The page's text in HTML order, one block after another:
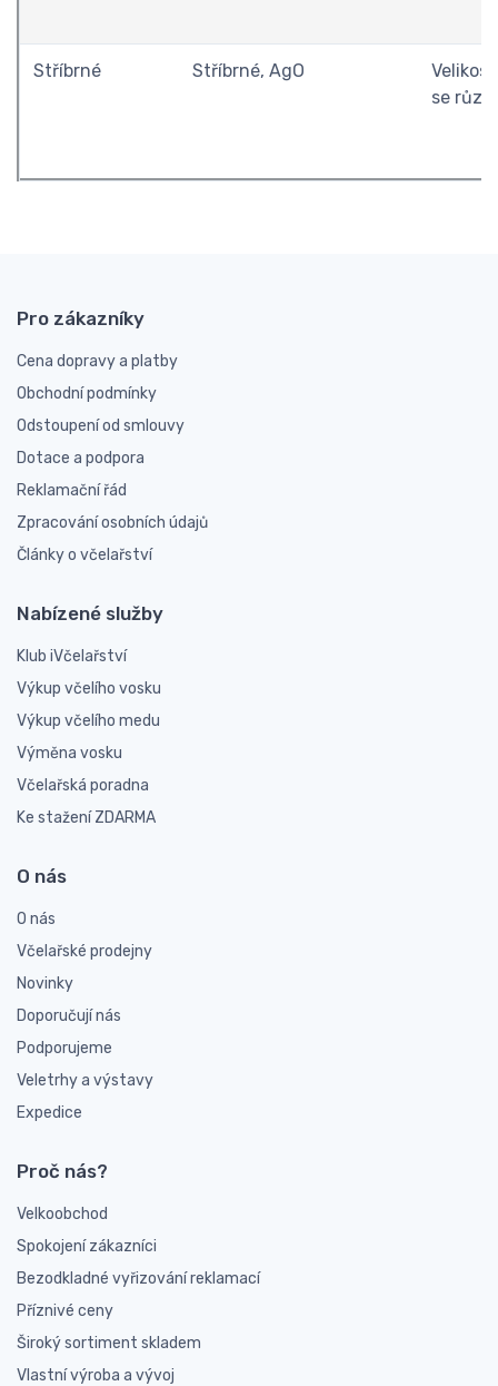
Stříbrné Stříbrné, AgO
Velikost
se různí
Pro zákazníky
Cena dopravy a platby
Obchodní podmínky
Odstoupení od smlouvy
Dotace a podpora
Reklamační řád
Zpracování osobních údajů
Články o včelařství
Nabízené služby
Klub iVčelařství
Výkup včelího vosku
Výkup včelího medu
Výměna vosku
Včelařská poradna
Ke stažení ZDARMA
O nás
O nás
Včelařské prodejny
Novinky
Doporučují nás
Podporujeme
Veletrhy a výstavy
Expedice
Proč nás?
Velkoobchod
Spokojení zákazníci
Bezodkladné vyřizování reklamací
Příznivé ceny
Široký sortiment skladem
Vlastní výroba a vývoj